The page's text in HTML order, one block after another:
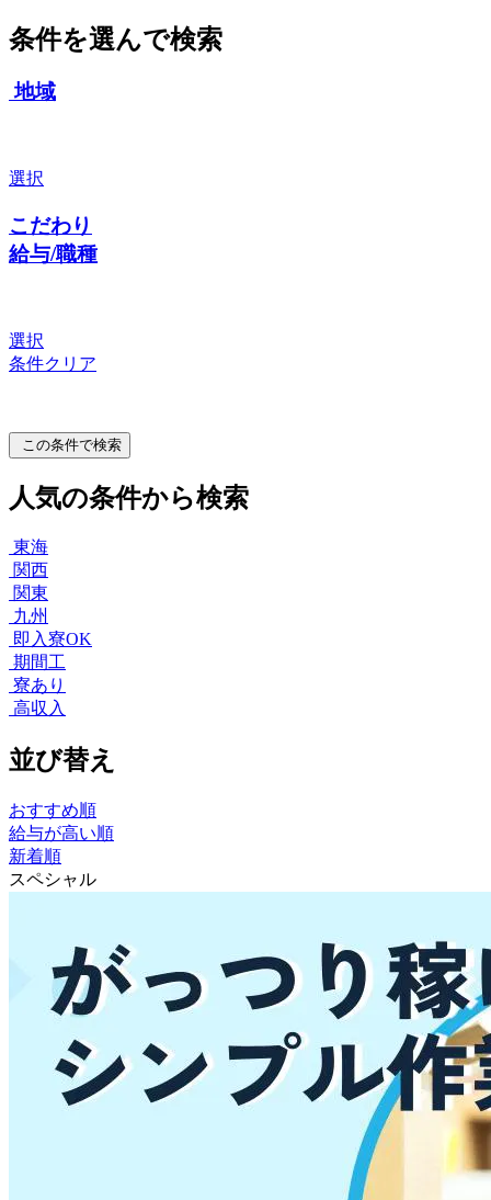
条件を選んで検索
地域
選択
こだわり
給与/職種
選択
条件クリア
この条件で検索
人気の条件から検索
東海
関西
関東
九州
即入寮OK
期間工
寮あり
高収入
並び替え
おすすめ順
給与が高い順
新着順
スペシャル